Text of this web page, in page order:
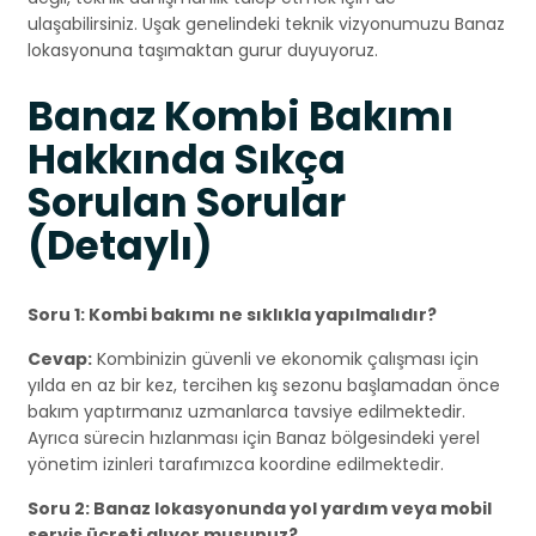
ulaşabilirsiniz. Uşak genelindeki teknik vizyonumuzu Banaz
lokasyonuna taşımaktan gurur duyuyoruz.
Banaz Kombi Bakımı
Hakkında Sıkça
Sorulan Sorular
(Detaylı)
Soru 1: Kombi bakımı ne sıklıkla yapılmalıdır?
Cevap: Kombinizin güvenli ve ekonomik çalışması için
yılda en az bir kez, tercihen kış sezonu başlamadan önce
bakım yaptırmanız uzmanlarca tavsiye edilmektedir.
Ayrıca sürecin hızlanması için Banaz bölgesindeki yerel
yönetim izinleri tarafımızca koordine edilmektedir.
Soru 2: Banaz lokasyonunda yol yardım veya mobil